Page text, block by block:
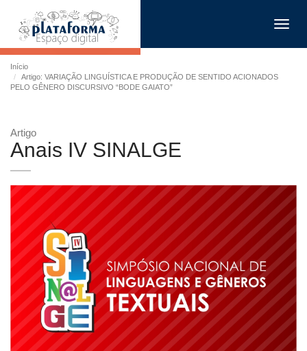
Início
Artigo: VARIAÇÃO LINGUÍSTICA E PRODUÇÃO DE SENTIDO ACIONADOS
PELO GÊNERO DISCURSIVO “BODE GAIATO”
Artigo
Anais IV SINALGE